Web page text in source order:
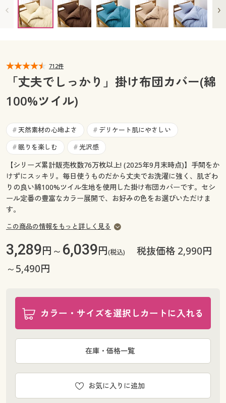
カタログ無料プレゼント
マイページ
閲覧履歴
お気に入り
サポート
ご利用ガイド
よくある質問とお問い合わせ
会員メニュー
閲覧履歴
ご利用ガイド
よくある質問とお問い合わせ
ダブル(190×210cm) ◎ 在庫あり
クィーン(210×210cm) ◎ 在庫あり
712件
「丈夫でしっかり」掛け布団カバー(綿
100%ツイル)
# 天然素材の心地よさ # デリケート肌にやさしい
# 眠りを楽しむ # 光沢感
【シリーズ累計販売枚数76万枚以上! (2025年9月末時点)】手間をか
けずにスッキリ。毎日使うものだから丈夫でお洗濯に強く、肌ざわ
りの良い綿100%ツイル生地を使用した掛け布団カバーです。セシ
ール定番の豊富なカラー展開で、お好みの色をお選びいただけま
す。
この商品の情報をもっと詳しく見る
3,289円～ 6,039円(税込)
税抜価格 2,990円
～5,490円
カラー・サイズを選択しカートに入れる
お気に入りに追加
在庫・価格一覧